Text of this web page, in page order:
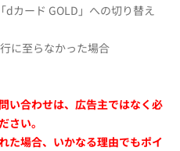
dカード GOLD」への切り替え
に至らなかった場合
い合わせは、広告主ではなく必
さい。
た場合、いかなる理由でもポイ